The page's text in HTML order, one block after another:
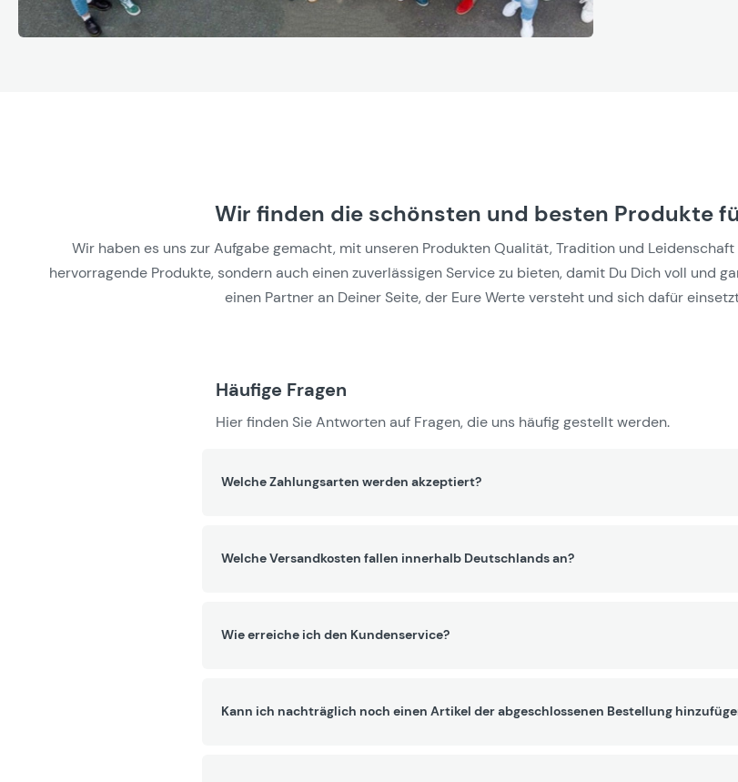
Wir finden die schönsten und besten Produkte
Wir haben es uns zur Aufgabe gemacht, mit unseren Produkten Qualität, Tradition und
hervorragende Produkte, sondern auch einen zuverlässigen Service zu bieten, damit Du Dich voll und
einen Partner an Deiner Seite, der Eure Werte versteht und sich dafür
Häufige Fragen
Hier finden Sie Antworten auf Fragen, die uns häufig gestellt werden.
Welche Zahlungsarten werden akzeptiert?
Welche Versandkosten fallen innerhalb Deutschlands an?
Wie erreiche ich den Kundenservice?
Kann ich nachträglich noch einen Artikel der abgeschlossenen Bestellung